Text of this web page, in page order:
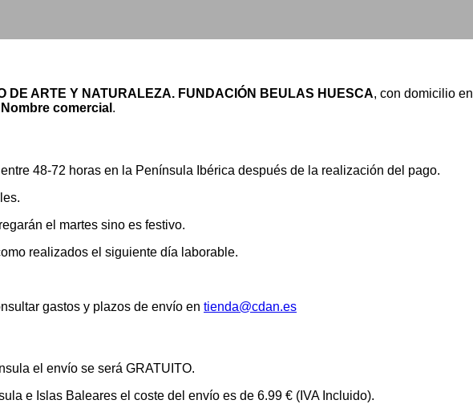
DE ARTE Y NATURALEZA. FUNDACIÓN BEULAS HUESCA, con domicilio en
Nombre comercial .
48-72 horas en la Península Ibérica después de la realización del pago.
el martes sino es festivo.
realizados el siguiente día laborable.
gastos y plazos de envío en tienda@cdan.es
el envío se será GRATUITO.
e Islas Baleares el coste del envío es de 6.99 € (IVA Incluido).